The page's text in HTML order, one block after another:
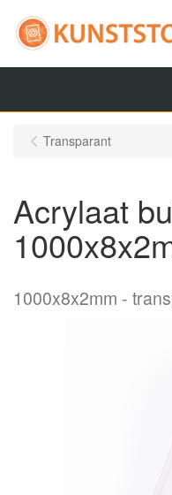
Transparant
Acrylaat
1000x8x2mm